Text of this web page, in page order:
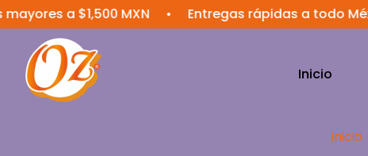
a $1,500 MXN • Entregas rápidas a todo México •
Inicio
Inicio